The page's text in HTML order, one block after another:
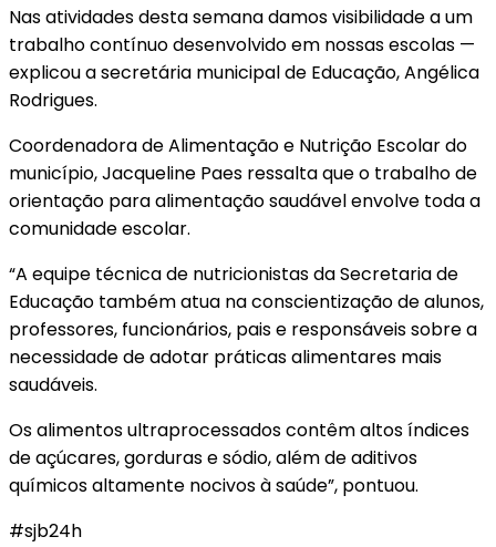
Nas atividades desta semana damos visibilidade a um
trabalho contínuo desenvolvido em nossas escolas —
explicou a secretária municipal de Educação, Angélica
Rodrigues.
Coordenadora de Alimentação e Nutrição Escolar do
município, Jacqueline Paes ressalta que o trabalho de
orientação para alimentação saudável envolve toda a
comunidade escolar.
“A equipe técnica de nutricionistas da Secretaria de
Educação também atua na conscientização de alunos,
professores, funcionários, pais e responsáveis sobre a
necessidade de adotar práticas alimentares mais
saudáveis.
Os alimentos ultraprocessados contêm altos índices
de açúcares, gorduras e sódio, além de aditivos
químicos altamente nocivos à saúde”, pontuou.
#sjb24h